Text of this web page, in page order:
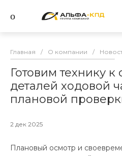
Главная / О компании /
Готовим технику
деталей ходовой
плановой
2 дек 2025
Плановый осмотр и